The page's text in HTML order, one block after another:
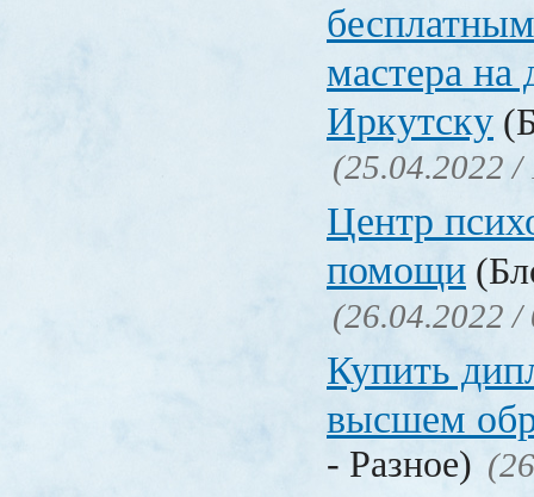
мастера на
Иркутску
(25.04.2022 /
Центр
помощи
(26.04.2022 /
Купить
высшем
- Разное)